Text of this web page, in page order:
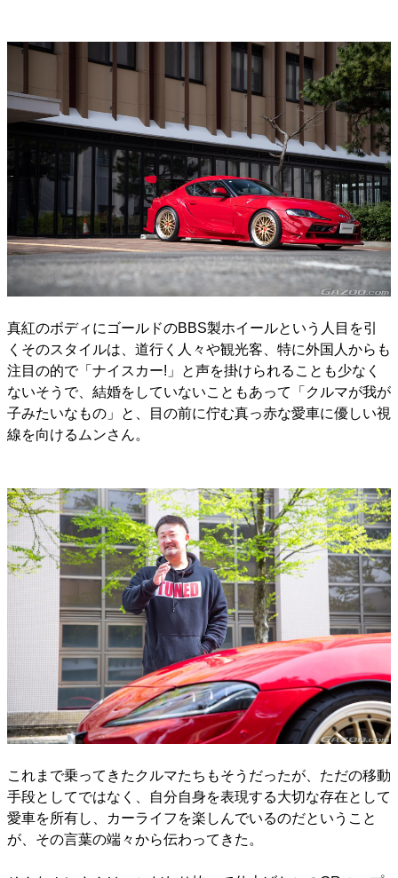
真紅のボディにゴールドのBBS製ホイールという人目を引
くそのスタイルは、道行く人々や観光客、特に外国人からも
注目の的で「ナイスカー!」と声を掛けられることも少なく
ないそうで、結婚をしていないこともあって「クルマが我が
子みたいなもの」と、目の前に佇む真っ赤な愛車に優しい視
線を向けるムンさん。
これまで乗ってきたクルマたちもそうだったが、ただの移動
手段としてではなく、自分自身を表現する大切な存在として
愛車を所有し、カーライフを楽しんでいるのだということ
が、その言葉の端々から伝わってきた。